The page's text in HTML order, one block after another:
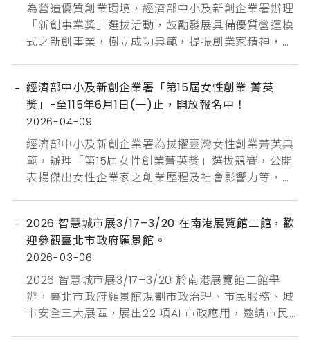
為營造優質創業環境，經濟部中小及新創企業署辦理
「新創事業獎」選拔活動，鼓勵發展具備優質營運模
式之新創事業，樹立成功典範，提振創業家精神，以
經濟部中小及新創企業署「第15屆女性創業 菁英
獎」-至115年6月1日(一)止，開放報名中！
2026-04-09
經濟部中小及新創企業署為拔擢臺灣女性創業菁英典
範，辦理「第15屆女性創業菁英獎」選拔競賽，公開
表揚傑出女性企業家之創業歷程及社會影響力等，肯
報名連結：https://competition.sysme.org.tw/
計畫詳情：https://www.sme.gov.tw/women/聯
絡窗口：女性創業菁...
2026 智慧城市展3/17–3/20 在南港展覽館二館，歡
迎參觀臺北市政府願景館。
2026-03-06
2026 智慧城市展3/17–3/20 於南港展覽館二館舉
辦，臺北市政府願景館規劃市政治理、市民服務、城
市安全三大展區，展出22 項AI 市政應用，邀請市民